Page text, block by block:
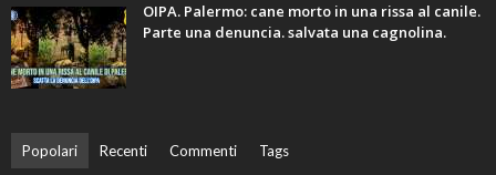
OIPA. Palermo: cane morto in una rissa al canile.
Parte una denuncia. salvata una cagnolina.
Popolari Recenti Commenti Tags